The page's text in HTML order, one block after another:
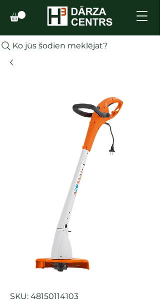
Ko jūs šodien meklējat?
SKU: 48150114103